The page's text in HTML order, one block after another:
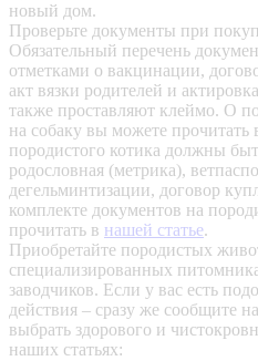
новый дом.
Проверьте документы при
Обязательный перечень
отметками о вакцинации,
акт вязки родителей и
также проставляют клеймо. О
на собаку вы можете прочитать
породистого котика должны
родословная (метрика),
дегельминтизации, договор
комплекте документов на
прочитать в нашей статье.
Приобретайте породистых
специализированных
заводчиков. Если у вас есть
действия – сразу же сообщите
выбрать здорового и
наших статьях: